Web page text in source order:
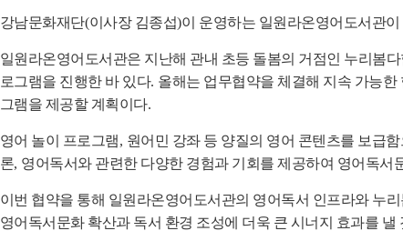
강남문화재단(이사장 김종섭)이 운영하는 일원라온영어도서관
일원라온영어도서관은 지난해 관내 초등 돌봄의 거점인 누리봄
로그램을 진행한 바 있다. 올해는 업무협약을 체결해 지속 가능한
그램을 제공할 계획이다.
영어 놀이 프로그램, 원어민 강좌 등 양질의 영어 콘텐츠를 보급
론, 영어독서와 관련한 다양한 경험과 기회를 제공하여 영어독서
이번 협약을 통해 일원라온영어도서관의 영어독서 인프라와 누
영어독서문화 확산과 독서 환경 조성에 더욱 큰 시너지 효과를 낼